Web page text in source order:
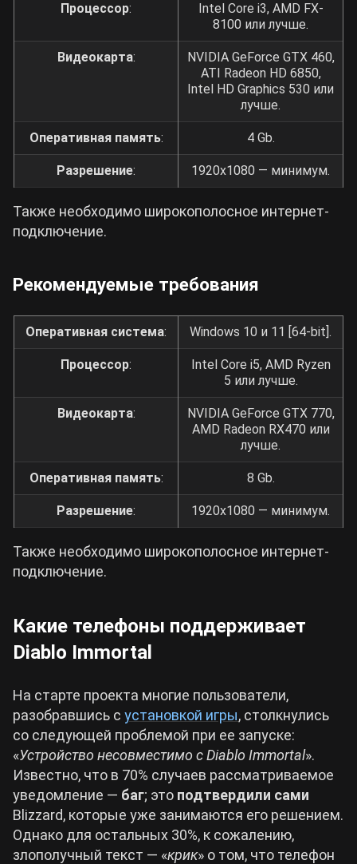
Процессор:
Intel Core i3, AMD FX-
8100 или лучше.
Видеокарта:
NVIDIA GeForce GTX 460,
ATI Radeon HD 6850,
Intel HD Graphics 530 или
лучше.
Оперативная память: 4 Gb.
Разрешение: 1920х1080 — минимум.
Также необходимо широкополосное интернет-
подключение.
Рекомендуемые требования
Оперативная система: Windows 10 и 11 [64-bit].
Процессор:
Intel Core i5, AMD Ryzen
5 или лучше.
Видеокарта:
NVIDIA GeForce GTX 770,
AMD Radeon RX470 или
лучше.
Оперативная память: 8 Gb.
Разрешение: 1920х1080 — минимум.
Также необходимо широкополосное интернет-
подключение.
Какие телефоны поддерживает
Diablo Immortal
На старте проекта многие пользователи,
разобравшись с установкой игры, столкнулись
со следующей проблемой при ее запуске:
«Устройство несовместимо сDiablo Immortal».
Известно, что в 70% случаев рассматриваемое
уведомление — баг; это подтвердили сами
Blizzard, которые уже занимаются его решением.
Однако для остальных 30%, к сожалению,
злополучный текст — «крик» о том, что телефон